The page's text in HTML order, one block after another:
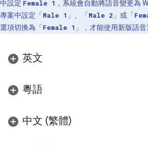
中設定 Female 1 ，系統會自動將語音變更為
專案中設定「 Male 1 」、「 Male 2 」或「
選項切換為「 Female 1 」，才能使用新版語音
英文
粵語
中文 (繁體)